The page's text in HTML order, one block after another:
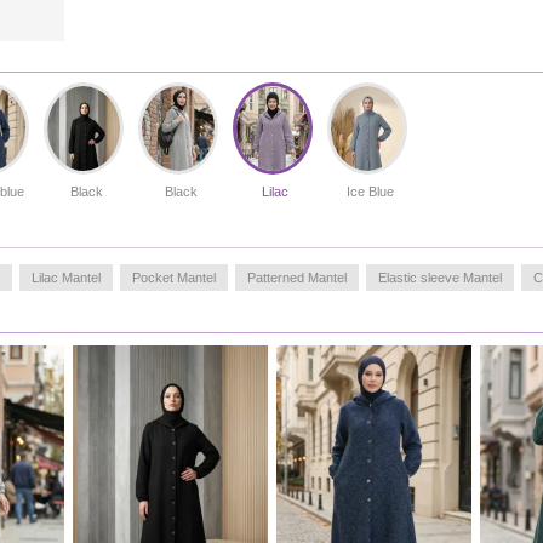
nette pantalon voor een zakelijke uitstraling.Dankzij het
tijdloze ontwerp en de duurzame kwaliteit is dit een
onmisbaar item voor de modebewuste vrouw. De volledige
dekking en het niet-doorschijnende materiaal maken dit
een betrouwbare keuze voor elke gelegenheid.
Made in Türkiye
HIPS: 98,WAIST: 66,CHEST: 90,HEIGHT : 175,
WEIGHT: 59
Black Black Lilac Ice Blue
Lilac Mantel Pocket Mantel Patterned Mantel Elastic sleeve Mantel